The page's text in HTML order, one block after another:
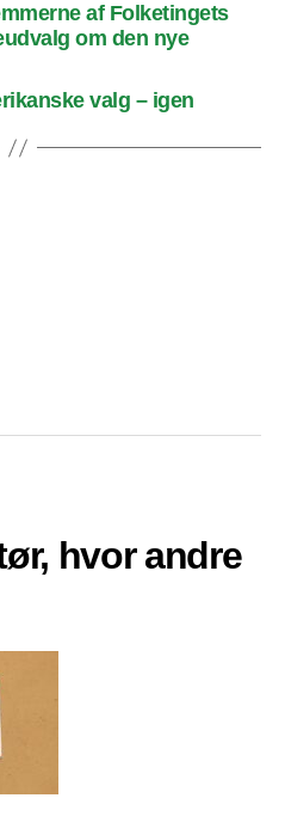
af Folketingets
om den nye
valg – igen
hvor andre